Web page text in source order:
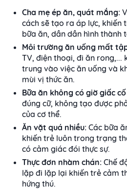
Cha mẹ ép ăn, quát mắng:
cách sẽ tạo ra áp lực, khiến
bữa ăn, dần dần hình thành
Môi trường ăn uống mất
TV, điện thoại, đi ăn rong,...
trung vào việc ăn uống và
mùi vị thức ăn.
Bữa ăn không có giờ giấc
đúng cữ, không tạo được
của cơ thể.
Ăn vặt quá nhiều: Các bữa
khiến trẻ luôn trong trạng
có cảm giác đói thực sự.
Thực đơn nhàm chán: Chế
lặp đi lặp lại khiến trẻ cảm
hứng thú.